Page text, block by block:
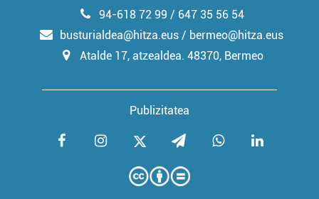
Publizitatea
94-618 72 99 / 647 35 56 54
busturialdea@hitza.eus / bermeo@hitza.eus
Atalde 17, atzealdea. 48370, Bermeo